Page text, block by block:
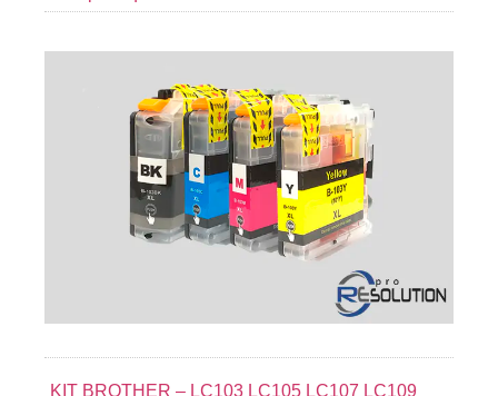
KIT BROTHER – LC103 LC105 LC107 LC109